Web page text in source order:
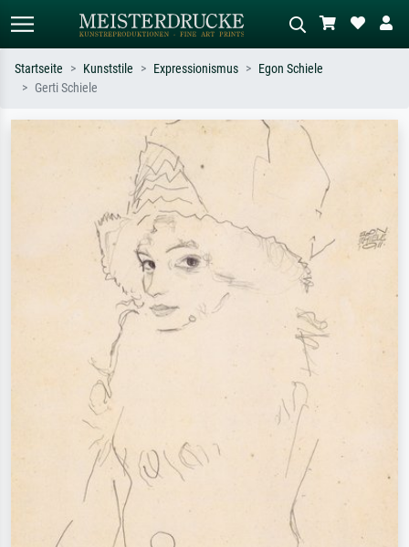
Suchen Sie nach Künstlern, Werktiteln
oder Stilen – z.B. Monet,
Sternennacht, Impressionismus, Welle
Hokusai, Akt.
Beschreiben Sie die Szene – z.B. Grüne
Wiese, Abstrakt mit viel Rot, Dunkles
Ölgemälde, Stehender Akt neben einem
Startseite Kunststile Expressionismus
Egon Schiele
Gerti Schiele